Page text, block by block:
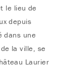
le lieu de
depuis
dans une
la ville, se
Laurier